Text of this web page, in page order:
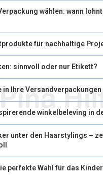
wählen: wann
für nachhaltige
sinnvoll oder nur Etikett?
in Ihre Versandverpackungen
winkelbeleving in
unter den Haarstylings –
perfekte Wahl für das